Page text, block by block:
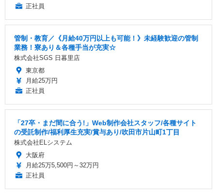
正社員
管制・教育／《月給40万円以上も可能！》未経験歓迎の管制
業務！寮あり＆各種手当が充実☆
株式会社SGS 日暮里店
東京都
月給25万円
正社員
「27卒・まだ間に合う!」Web制作会社スタッフ/各種サイト
の受託制作/福利厚生充実/賞与あり/吹田市片山町1丁目
株式会社ELシステム
大阪府
月給25万5,500円～32万円
正社員